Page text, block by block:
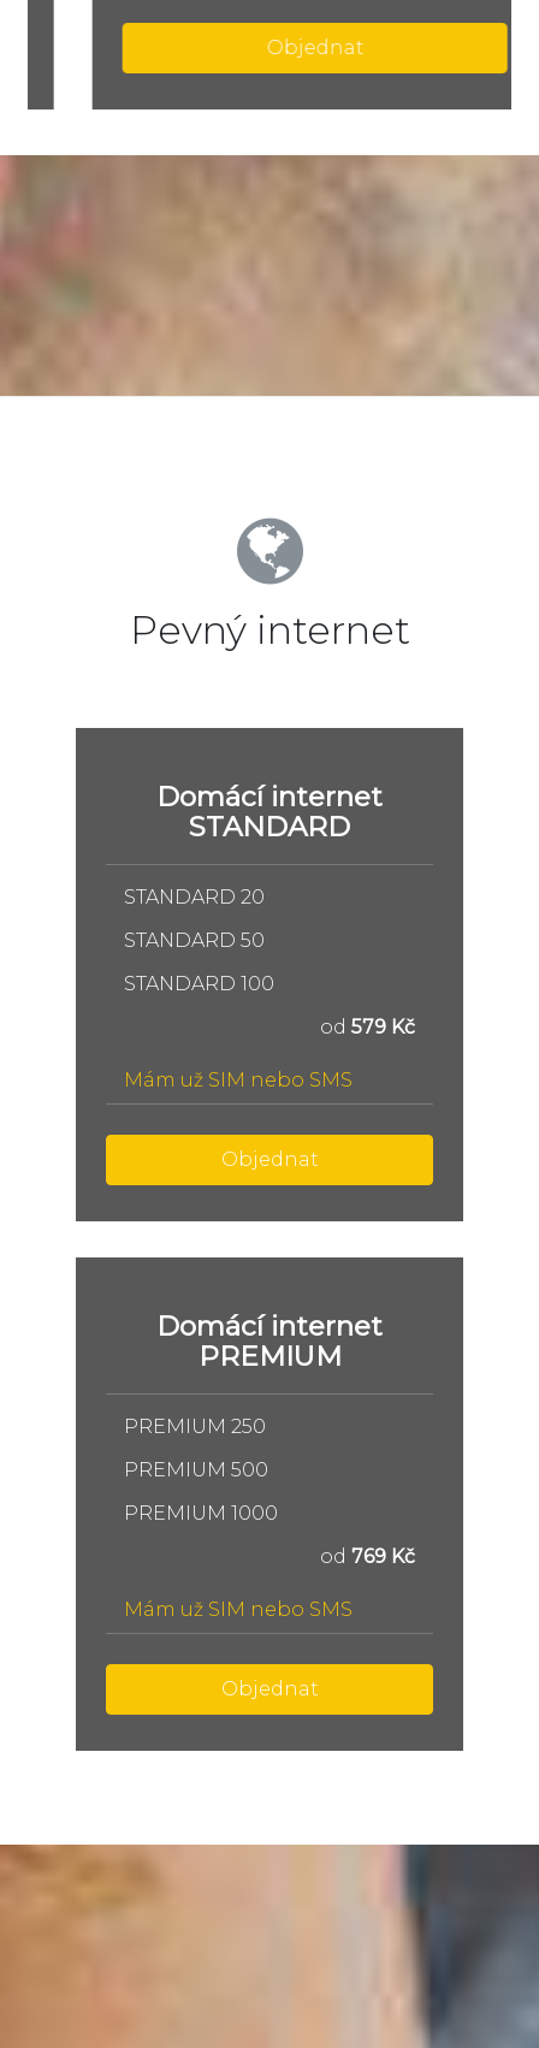
Objednat
Pevný internet
Domácí internet
STANDARD
STANDARD 20
STANDARD 50
STANDARD 100
od 579 Kč
Mám už SIM nebo SMS
Objednat
Domácí internet
PREMIUM
PREMIUM 250
PREMIUM 500
PREMIUM 1000
od 769 Kč
Mám už SIM nebo SMS
Objednat